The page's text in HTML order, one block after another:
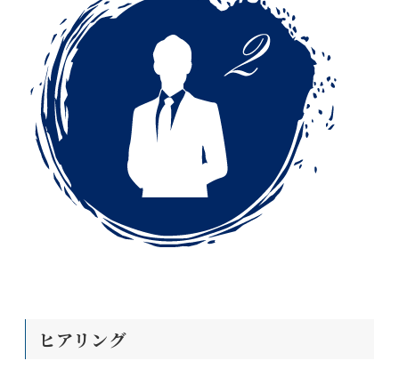
ヒアリング